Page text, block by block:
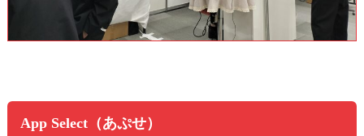
App Select（あぷせ）